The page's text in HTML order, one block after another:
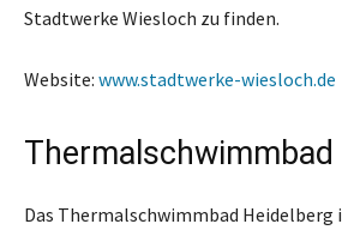
Stadtwerke Wiesloch zu finden.
Website: www.stadtwerke-wiesloch.de
Thermalschwimmbad
Das Thermalschwimmbad